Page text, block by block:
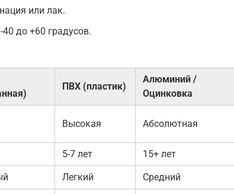
или лак.
до +60 градусов.
ПВХ (пластик)
Алюминий /
Оцинковка
Высокая Абсолютная
5-7 лет 15+ лет
Легкий Средний